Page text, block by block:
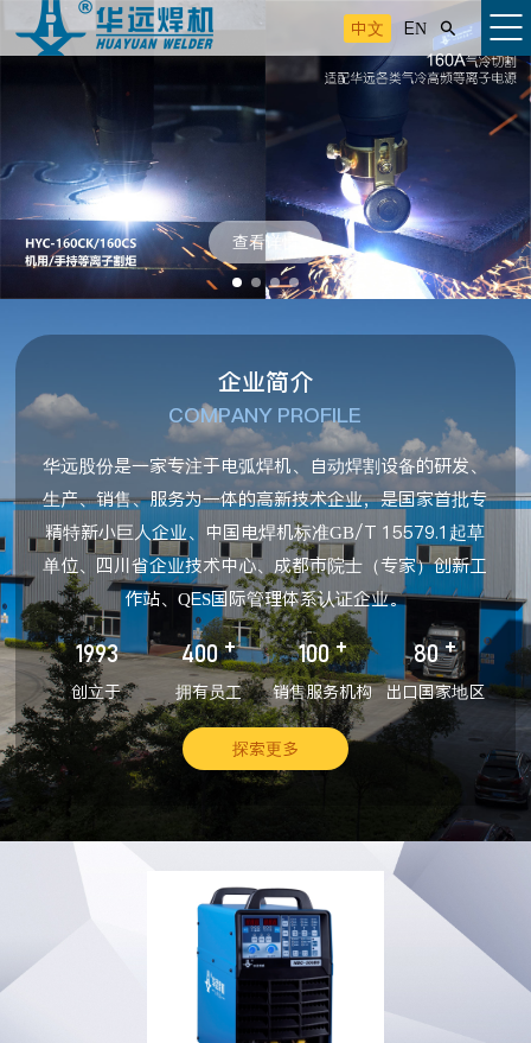
中文 EN 
查看详情
企业简介
COMPANY PROFILE
华远股份是一家专注于电弧焊机、自动焊割设备的研发、
生产、销售、服务为一体的高新技术企业，是国家首批专
精特新小巨人企业、中国电焊机标准GB/T 15579.1起草
单位、四川省企业技术中心、成都市院士（专家）创新工
作站、QES国际管理体系认证企业。
1993
创立于
400 +
拥有员工
100 +
销售服务机构
80 +
出口国家地区
探索更多